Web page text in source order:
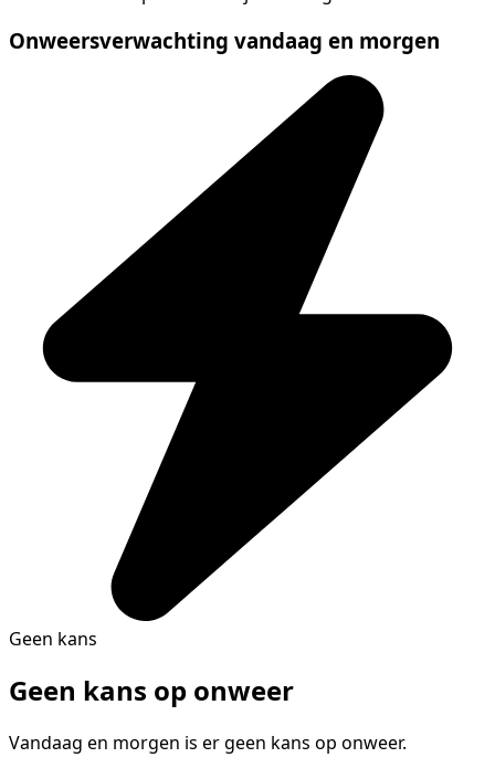
Onweersverwachting vandaag en morgen
Geen kans
Geen kans op onweer
Vandaag en morgen is er geen kans op onweer.